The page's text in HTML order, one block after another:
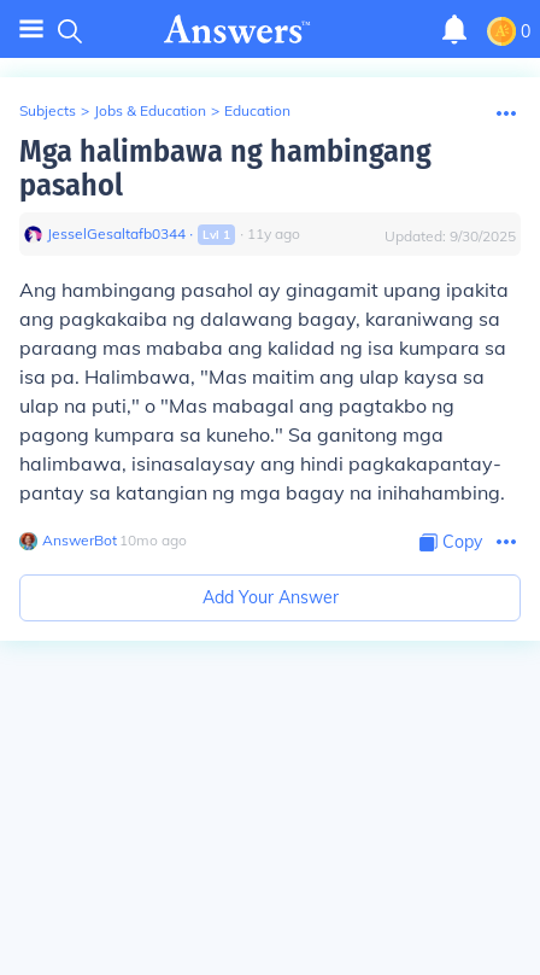
0
Subjects > Jobs & Education > Education
Mga halimbawa ng hambingang
pasahol
JesselGesaltafb0344 ∙ Lvl 1 ∙ 11y ago Updated: 9/30/2025
Ang hambingang pasahol ay ginagamit upang ipakita
ang pagkakaiba ng dalawang bagay, karaniwang sa
paraang mas mababa ang kalidad ng isa kumpara sa
isa pa. Halimbawa, "Mas maitim ang ulap kaysa sa
ulap na puti," o "Mas mabagal ang pagtakbo ng
pagong kumpara sa kuneho." Sa ganitong mga
halimbawa, isinasalaysay ang hindi pagkakapantay-
pantay sa katangian ng mga bagay na inihahambing.
AnswerBot∙ 10mo ago Copy
Add Your Answer